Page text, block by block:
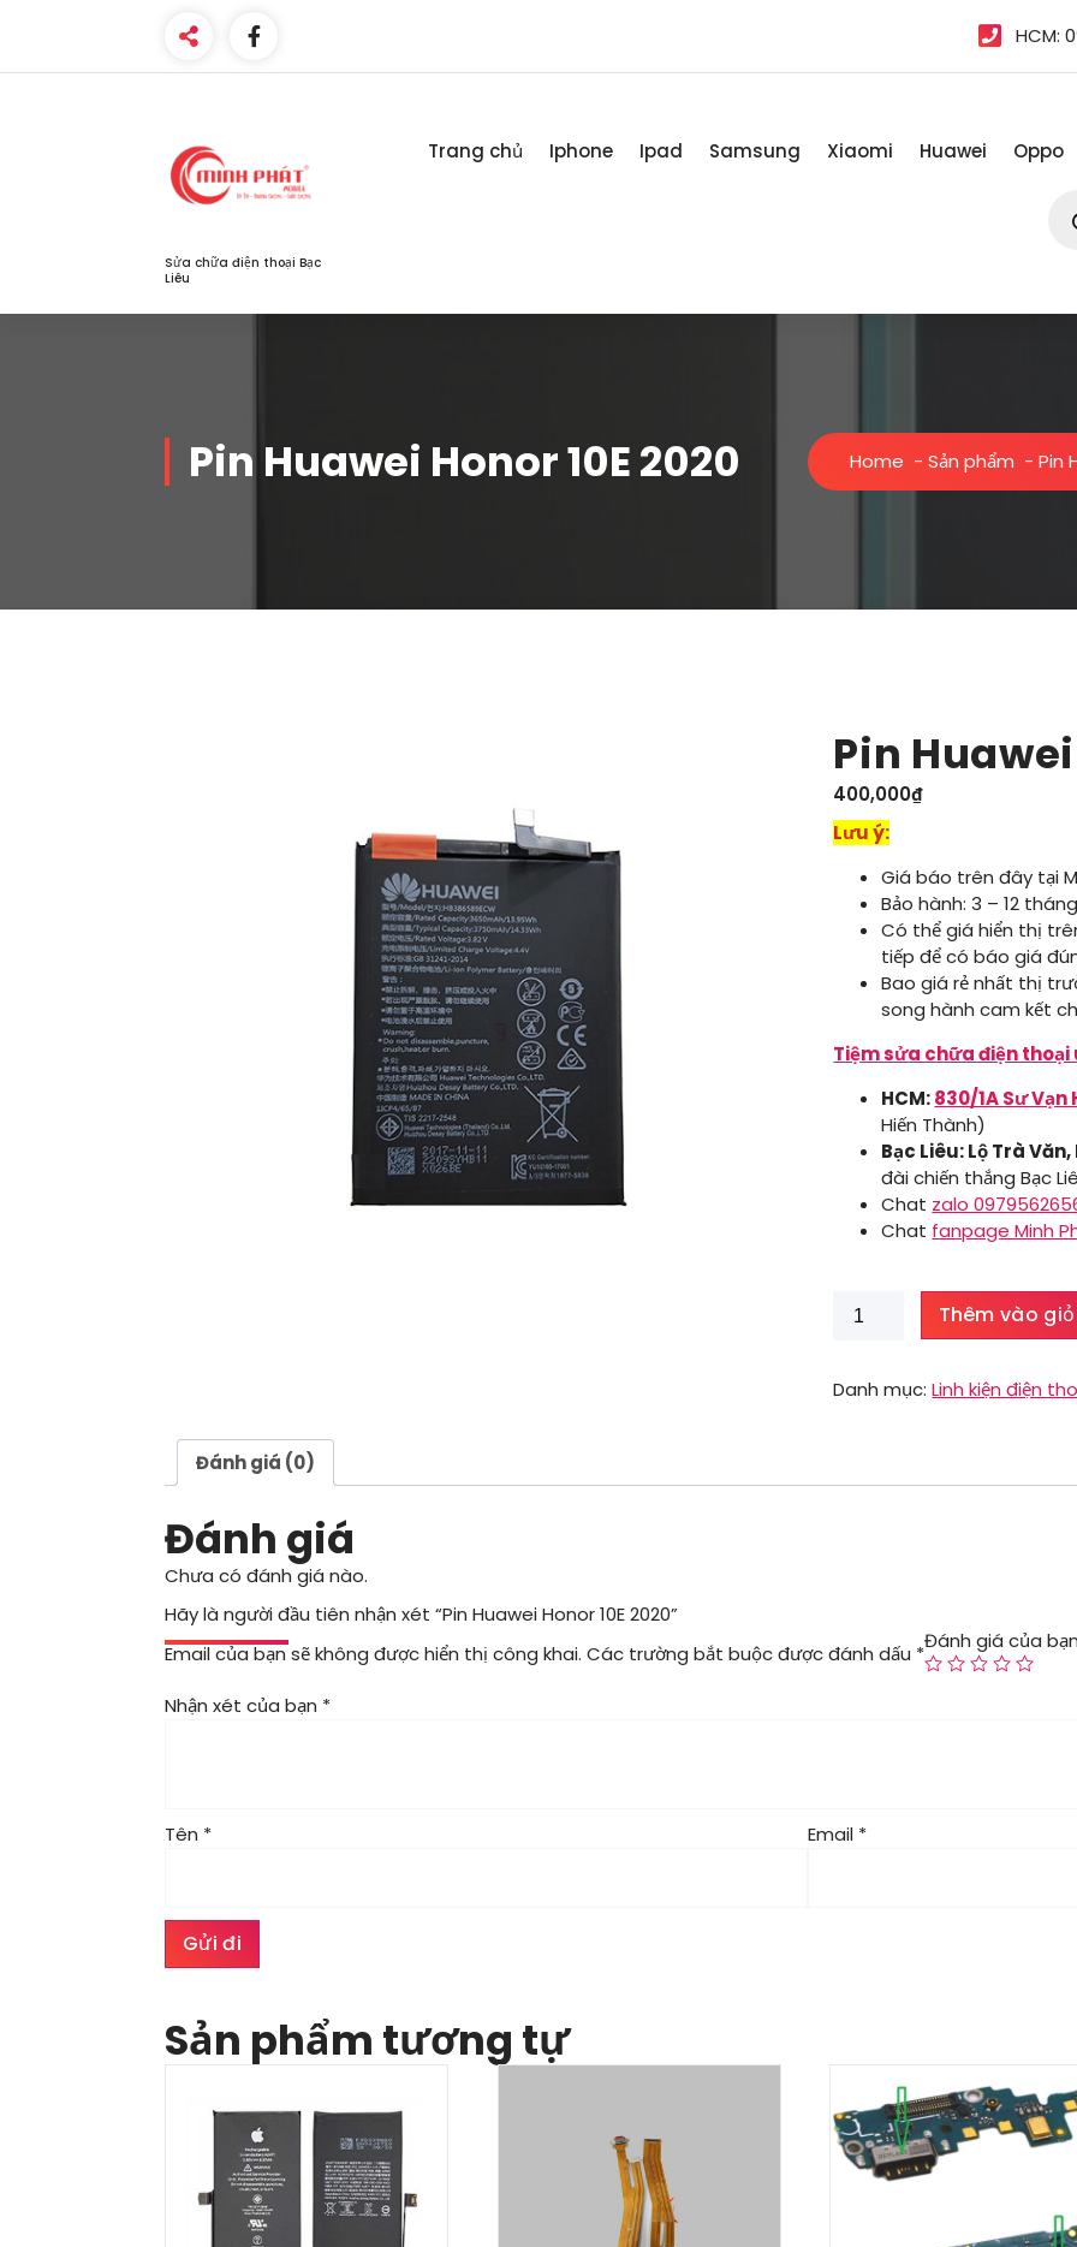
HCM:
Sửa chữa điện thoại Bạc
Liêu
Trang chủ Iphone Ipad Samsung Xiaomi Huawei
Oppo
sản
Pin Huawei Honor 10E 2020 Home - Sản phẩm - Pin
Pin
400,000₫
Lưu ý:
Giá báo trên đây tại
Bảo hành: 3 – 12
Có thể giá hiển thị
tiếp để có báo giá
Bao giá rẻ nhất thị
song hành cam kết
Tiệm sửa chữa điện
HCM:830/1A Sư Vạn
Hiến Thành)
Bạc Liêu: Lộ Trà
đài chiến thắng Bạc
Chat zalo
Chat fanpage Minh
Pin
Huawei
10E
Thêm vào
Danh mục:Linh kiện điện
Đánh giá (0)
Đánh giá
Chưa có đánh giá nào.
Hãy là người đầu tiên nhận xét “Pin Huawei Honor 10E 2020”
Email của bạn sẽ không được hiển thị công khai. Các trường bắt buộc được đánh dấu *
Đánh giá của
Nhận xét của bạn *
Tên * Email *
Sản phẩm tương tự